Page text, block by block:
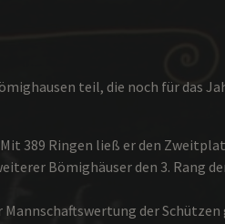
teil, die noch für das
389 Ringen ließ er den
Bömighäuser den 3. Rang
der